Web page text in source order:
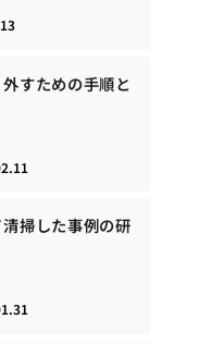
すための手順と
掃した事例の研